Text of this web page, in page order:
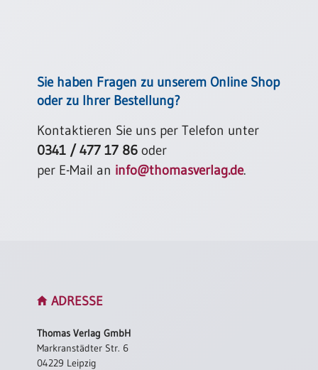
Hefte
Jahreslosung
Sie haben Fragen zu unserem Online Shop
oder zu Ihrer Bestellung?
Kontaktieren Sie uns per Telefon unter
0341 / 477 17 86 oder
per E-Mail an info@thomasverlag.de.
ADRESSE
Thomas Verlag GmbH
Markranstädter Str. 6
04229 Leipzig